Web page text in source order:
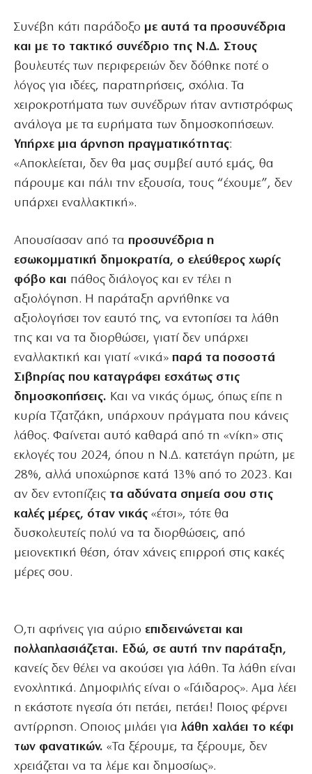
Συνέβη κάτι παράδοξο με αυτά τα προσυνέδρια
και με το τακτικό συνέδριο της Ν.Δ. Στους
βουλευτές των περιφερειών δεν δόθηκε ποτέ ο
λόγος για ιδέες, παρατηρήσεις, σχόλια. Τα
χειροκροτήματα των συνέδρων ήταν αντιστρόφως
ανάλογα με τα ευρήματα των δημοσκοπήσεων.
Υπήρχε μια άρνηση πραγματικότητας:
«Αποκλείεται, δεν θα μας συμβεί αυτό εμάς, θα
πάρουμε και πάλι την εξουσία, τους “έχουμε”, δεν
υπάρχει εναλλακτική».
Απουσίασαν από τα προσυνέδρια η
εσωκομματική δημοκρατία, ο ελεύθερος χωρίς
φόβο και πάθος διάλογος και εν τέλει η
αξιολόγηση. Η παράταξη αρνήθηκε να
αξιολογήσει τον εαυτό της, να εντοπίσει τα λάθη
της και να τα διορθώσει, γιατί δεν υπάρχει
εναλλακτική και γιατί «νικά» παρά τα ποσοστά
Σιβηρίας που καταγράφει εσχάτως στις
δημοσκοπήσεις. Και να νικάς όμως, όπως είπε η
κυρία Τζατζάκη, υπάρχουν πράγματα που κάνεις
λάθος. Φαίνεται αυτό καθαρά από τη «νίκη» στις
εκλογές του 2024, όπου η Ν.Δ. κατετάγη πρώτη, με
28%, αλλά υποχώρησε κατά 13% από το 2023. Και
αν δεν εντοπίζεις τα αδύνατα σημεία σου στις
καλές μέρες, όταν νικάς «έτσι», τότε θα
δυσκολευτείς πολύ να τα διορθώσεις, από
μειονεκτική θέση, όταν χάνεις επιρροή στις κακές
μέρες σου.
Ο,τι αφήνεις για αύριο επιδεινώνεται και
πολλαπλασιάζεται. Εδώ, σε αυτή την παράταξη,
κανείς δεν θέλει να ακούσει για λάθη. Τα λάθη είναι
ενοχλητικά. Δημοφιλής είναι ο «Γάιδαρος». Αμα λέει
η εκάστοτε ηγεσία ότι πετάει, πετάει! Ποιος φέρνει
αντίρρηση. Οποιος μιλάει για λάθη χαλάει το κέφι
των φανατικών. «Τα ξέρουμε, τα ξέρουμε, δεν
χρειάζεται να τα λέμε και δημοσίως».